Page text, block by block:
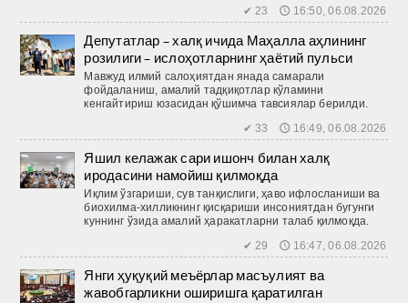
✔ 23 🕔 16:50, 06.08.2026
Депутатлар – халқ ичида Маҳалла аҳлининг
розилиги – ислоҳотларнинг ҳаётий пульси
Мавжуд илмий салоҳиятдан янада самарали
фойдаланиш, амалий тадқиқотлар кўламини
кенгайтириш юзасидан қўшимча тавсиялар берилди.
✔ 33 🕔 16:49, 06.08.2026
Яшил келажак сари ишонч билан халқ
иродасини намойиш қилмоқда
Иқлим ўзгариши, сув танқислиги, ҳаво ифлосланиши ва
биохилма-хилликнинг қисқариши инсониятдан бугунги
куннинг ўзида амалий ҳаракатларни талаб қилмоқда.
✔ 29 🕔 16:47, 06.08.2026
Янги ҳуқуқий меъёрлар масъулият ва
жавобгарликни оширишга қаратилган